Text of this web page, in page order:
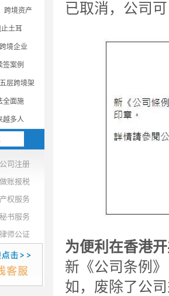
跨境资产
土耳
境企业
签案例
层跨境架
全面施
越多人
司注册
账报税
权服务
书服务
师公证
已取消，公司
为便利在香港
新《公司条例
如，废除了公